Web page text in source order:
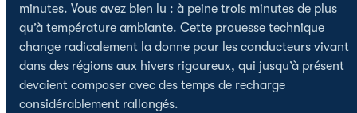
minutes. Vous avez bien lu : à peine trois minutes de plus
qu’à température ambiante. Cette prouesse technique
change radicalement la donne pour les conducteurs vivant
dans des régions aux hivers rigoureux, qui jusqu’à présent
devaient composer avec des temps de recharge
considérablement rallongés.